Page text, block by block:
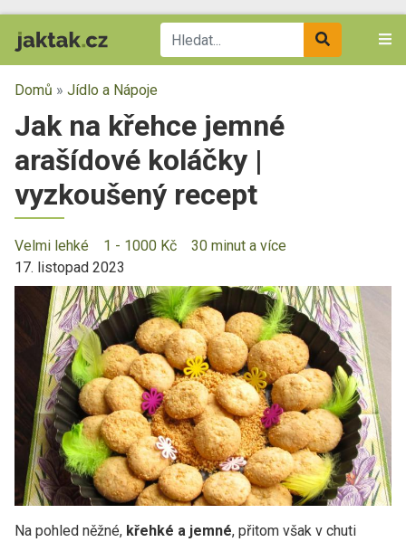
Domů » Jídlo a Nápoje
Jak na křehce jemné
arašídové koláčky |
vyzkoušený recept
Velmi lehké 1 - 1000 Kč
30 minut a více
17. listopad 2023
Na pohled něžné, křehké a jemné, přitom však v chuti